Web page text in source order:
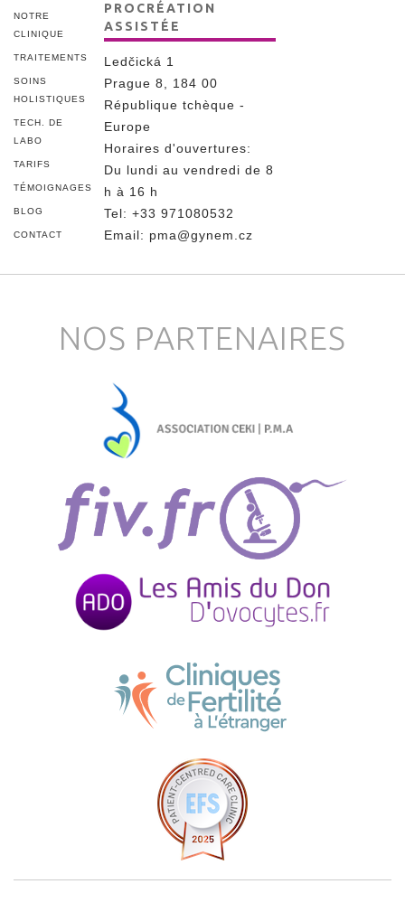
NOTRE
CLINIQUE
TRAITEMENTS
SOINS
HOLISTIQUES
TECH. DE
LABO
TARIFS
TÉMOIGNAGES
BLOG
CONTACT
PROCRÉATION
ASSISTÉE
Ledčická 1
Prague 8, 184 00
République tchèque -
Europe
Horaires d'ouvertures:
Du lundi au vendredi de 8
h à 16 h
Tel: +33 971080532
Email: pma@gynem.cz
NOS PARTENAIRES